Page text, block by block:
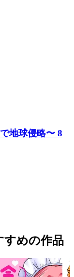
地球侵略〜 8
すめの作品